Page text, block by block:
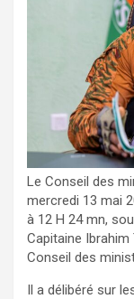
Le Conseil des
mercredi 13 mai
à 12 H 24 mn,
Capitaine Ibrahim
Conseil des
Il a délibéré sur